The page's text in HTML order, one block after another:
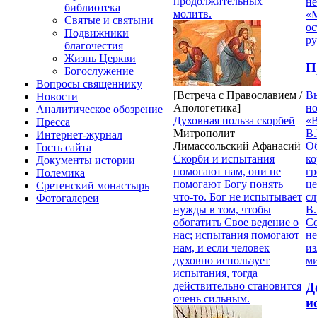
библиотека
Святые и святыни
Подвижники
благочестия
Жизнь Церкви
Богослужение
Вопросы священнику
Новости
Аналитическое обозрение
Пресса
Интернет-журнал
Гость сайта
Документы истории
Полемика
Сретенский монастырь
Фотогалереи
молитв.
[Встреча с Православием /
Апологетика]
Духовная польза скорбей
Митрополит
Лимассольский Афанасий
Скорби и испытания
помогают нам, они не
помогают Богу понять
что-то. Бог не испытывает
нужды в том, чтобы
обогатить Свое ведение о
нас; испытания помогают
нам, и если человек
духовно использует
испытания, тогда
действительно становится
очень сильным.